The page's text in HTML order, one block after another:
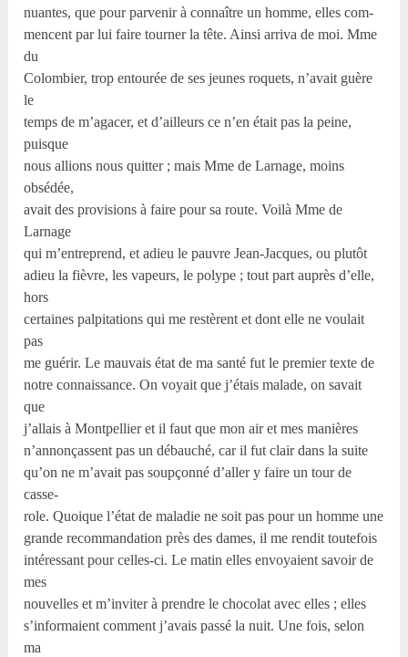
nuantes, que pour parvenir à connaître un homme, elles com-
mencent par lui faire tourner la tête. Ainsi arriva de moi. Mme
du
Colombier, trop entourée de ses jeunes roquets, n’avait guère
le
temps de m’agacer, et d’ailleurs ce n’en était pas la peine,
puisque
nous allions nous quitter ; mais Mme de Larnage, moins
obsédée,
avait des provisions à faire pour sa route. Voilà Mme de
Larnage
qui m’entreprend, et adieu le pauvre Jean-Jacques, ou plutôt
adieu la fièvre, les vapeurs, le polype ; tout part auprès d’elle,
hors
certaines palpitations qui me restèrent et dont elle ne voulait
pas
me guérir. Le mauvais état de ma santé fut le premier texte de
notre connaissance. On voyait que j’étais malade, on savait
que
j’allais à Montpellier et il faut que mon air et mes manières
n’annonçassent pas un débauché, car il fut clair dans la suite
qu’on ne m’avait pas soupçonné d’aller y faire un tour de
casse-
role. Quoique l’état de maladie ne soit pas pour un homme une
grande recommandation près des dames, il me rendit toutefois
intéressant pour celles-ci. Le matin elles envoyaient savoir de
mes
nouvelles et m’inviter à prendre le chocolat avec elles ; elles
s’informaient comment j’avais passé la nuit. Une fois, selon
ma